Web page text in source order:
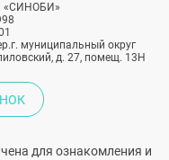
«СИНОБИ»
муниципальный округ
д. 27, помещ. 13Н
для ознакомления и